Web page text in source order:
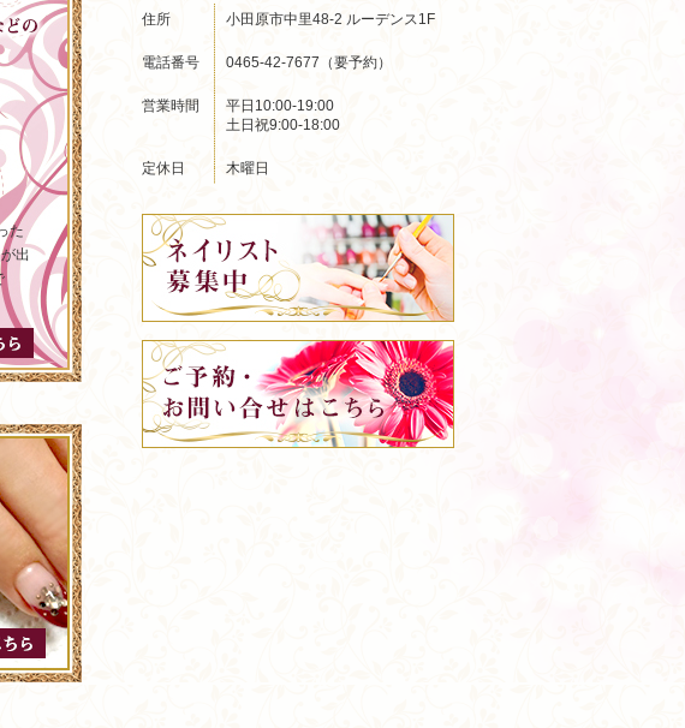
た
出
住所 小田原市中里48-2 ルーデンス1F
電話番号 0465-42-7677（要予約）
営業時間
平日10:00-19:00
土日祝9:00-18:00
定休日 木曜日